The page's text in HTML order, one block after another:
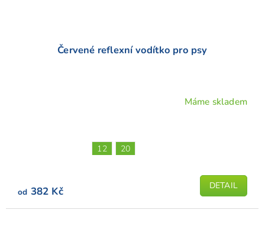
Červené reflexní vodítko pro psy
hvězdiček.
Máme skladem
od 382 Kč DETAIL
12 20